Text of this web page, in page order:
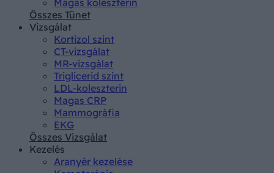
Összes Tünet
Vizsgálat
Kortizol szint
CT-vizsgálat
MR-vizsgálat
Triglicerid szint
LDL-koleszterin
Magas CRP
Mammográfia
EKG
Összes Vizsgálat
Kezelés
Aranyér kezelése